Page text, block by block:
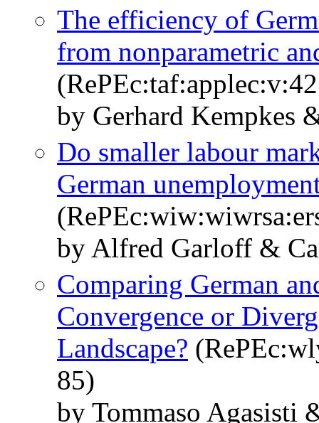
The efficiency of
from nonparametric
by Gerhard Kempkes
Do smaller labour
German
by Alfred Garloff &
Comparing German
Convergence or
Landscape?
85)
by Tommaso Agasisti